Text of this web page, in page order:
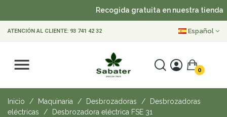
Recogida gratuita en nuestra tienda
ATENCIÓN AL CLIENTE: 93 741 42 32 Español
0
Inicio Maquinaria Desbrozadoras
Desbrozadoras
eléctricas
Desbrozadora eléctrica FSE 31